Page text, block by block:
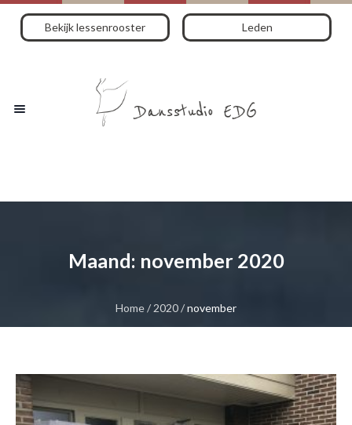
Bekijk lessenrooster Leden
Maand: november 2020
Home/ 2020/november